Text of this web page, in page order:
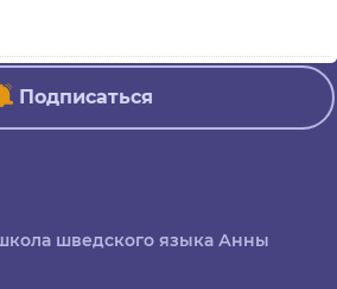
Подписаться
шведского языка Анны